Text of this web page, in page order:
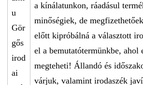
a kínálatunkon, ráadásul
minőségiek, de
előtt kipróbálná a választott
el a bemutatótermünkbe, ahol
megteheti! Állandó és
várjuk, valamint irodaszék